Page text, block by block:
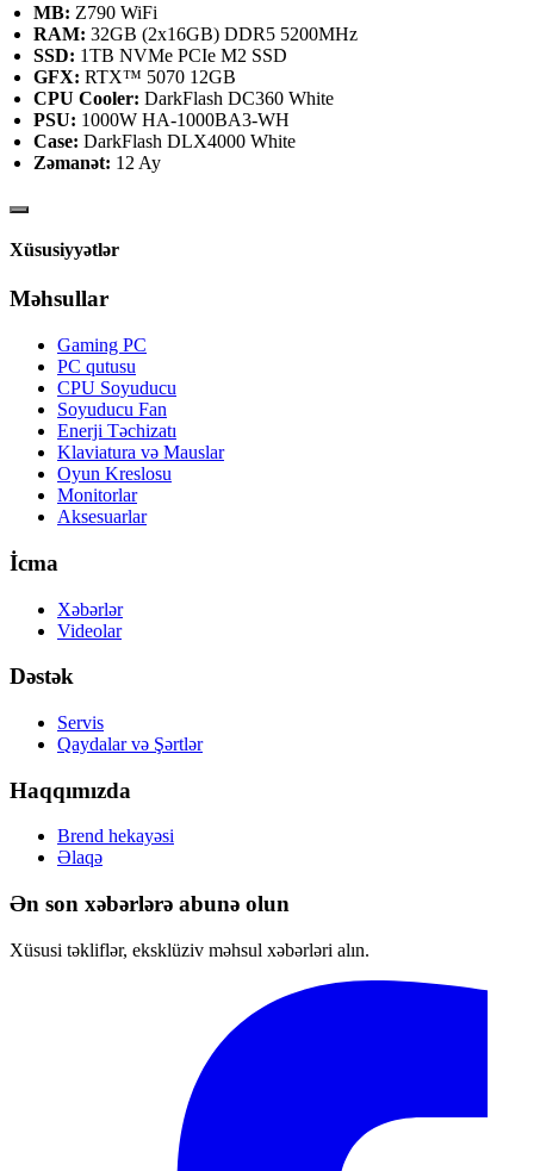
MB: Z790 WiFi
RAM: 32GB (2x16GB) DDR5 5200MHz
SSD: 1TB NVMe PCIe M2 SSD
GFX: RTX™ 5070 12GB
CPU Cooler: DarkFlash DC360 White
PSU: 1000W HA-1000BA3-WH
Case: DarkFlash DLX4000 White
Zəmanət: 12 Ay
Xüsusiyyətlər
Məhsullar
Gaming PC
PC qutusu
CPU Soyuducu
Soyuducu Fan
Enerji Təchizatı
Klaviatura və Mauslar
Oyun Kreslosu
Monitorlar
Aksesuarlar
İcma
Xəbərlər
Videolar
Dəstək
Servis
Qaydalar və Şərtlər
Haqqımızda
Brend hekayəsi
Əlaqə
Ən son xəbərlərə abunə olun
Xüsusi təkliflər, eksklüziv məhsul xəbərləri alın.